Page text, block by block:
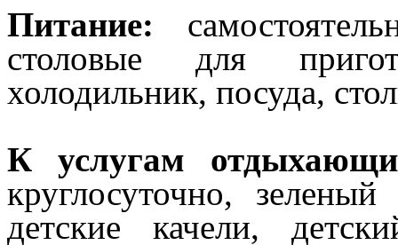
Питание:
столовые для
холодильник, посуда,
К услугам
круглосуточно,
детские качели,